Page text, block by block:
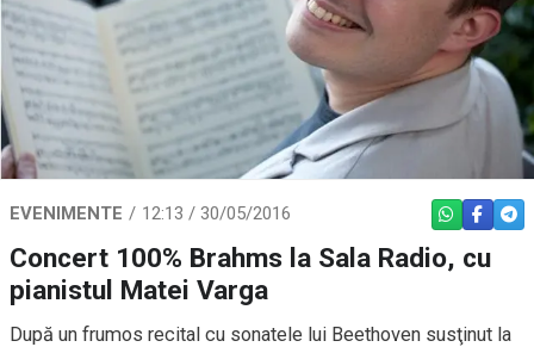
EVENIMENTE 12:13 / 30/05/2016 WHATSAPP
Concert 100% Brahms la Sala Radio, cu
pianistul Matei Varga
După un frumos recital cu sonatele lui Beethoven susţinut la